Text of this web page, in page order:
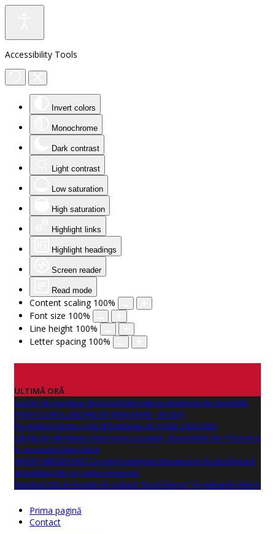
Accessibility Tools
Invert colors
Monochrome
Dark contrast
Light contrast
Low saturation
High saturation
Highlight links
Highlight headings
Screen reader
Read mode
Content scaling 100%
Font size 100%
Line height 100%
Letter spacing 100%
ULTIMĂ ORĂ
Lucrări de montare grinzi prefabricate la obiectivul de investitie
PASAJ CLUBUL VĂCARILOR (BAIA MARE - RECEA)
Programul pentru școli al României an școlar 2024-2025
Cărțile de identitate electronice și simple, disponibile din 10 iunie și
în municipiul Baia Mare
ANUNŢ IMPORTANT! Consiliul Județean Maramureș își desfășoară
activitatea într-un sediu temporar.
Numărul 262 al revistei de cultură "Nord Literar" își așteaptă cititorii
Prima pagină
Contact